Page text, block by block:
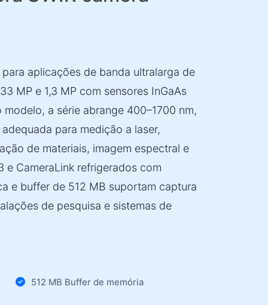
aplicações de banda ultralarga de
MP e 1,3 MP com sensores InGaAs
a série abrange 400–1700 nm,
para medição a laser,
de materiais, imagem espectral e
e CameraLink refrigerados com
e buffer de 512 MB suportam captura
de pesquisa e sistemas de
512 MB Buffer de memória